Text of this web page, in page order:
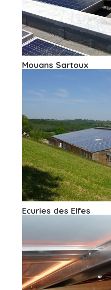
Mouans Sartoux
Ecuries des Elfes